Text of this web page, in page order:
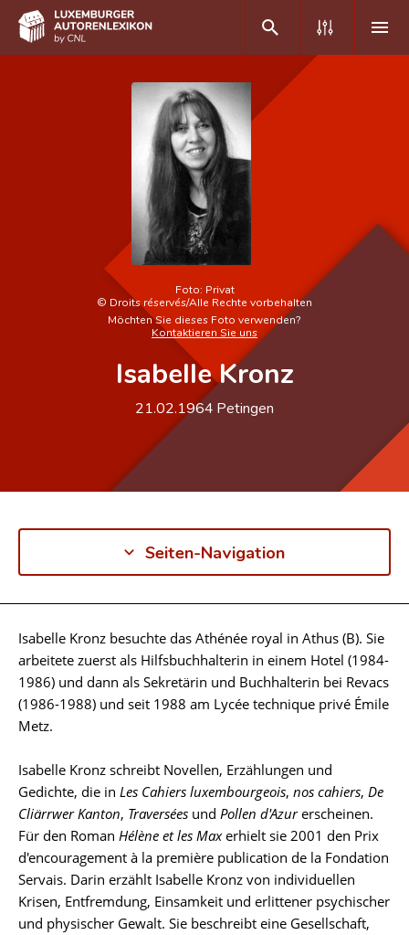
Autor(inn)en A-Z
Erweiterte Suche
Häufige Fragen und Antworten
Foto: Privat
© Droits réservés/Alle Rechte vorbehalten
Möchten Sie dieses Foto verwenden?
Kontaktieren Sie uns
Isabelle Kronz
21.02.1964 Petingen
Seiten-Navigation
Biographie
Isabelle Kronz besuchte das Athénée royal in Athus (B). Sie
arbeitete zuerst als Hilfsbuchhalterin in einem Hotel (1984-
1986) und dann als Sekretärin und Buchhalterin bei Revacs
(1986-1988) und seit 1988 am Lycée technique privé Émile
Metz.
Isabelle Kronz schreibt Novellen, Erzählungen und
Gedichte, die in Les Cahiers luxembourgeois, nos cahiers, De
Cliärrwer Kanton, Traversées und Pollen d'Azurerscheinen.
Für den Roman Hélène et les Maxerhielt sie 2001 den Prix
d'encouragement à la première publication de la Fondation
Servais. Darin erzählt Isabelle Kronz von individuellen
Krisen, Entfremdung, Einsamkeit und erlittener psychischer
und physischer Gewalt. Sie beschreibt eine Gesellschaft,